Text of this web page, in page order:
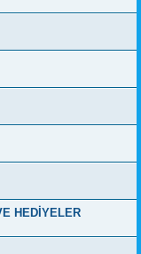
HEDİYELER